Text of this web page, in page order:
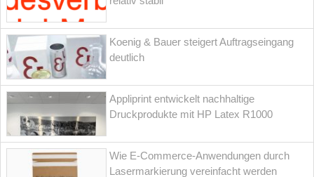
Koenig & Bauer steigert Auftragseingang
deutlich
Appliprint entwickelt nachhaltige
Druckprodukte mit HP Latex R1000
Wie E-Commerce-Anwendungen durch
Lasermarkierung vereinfacht werden